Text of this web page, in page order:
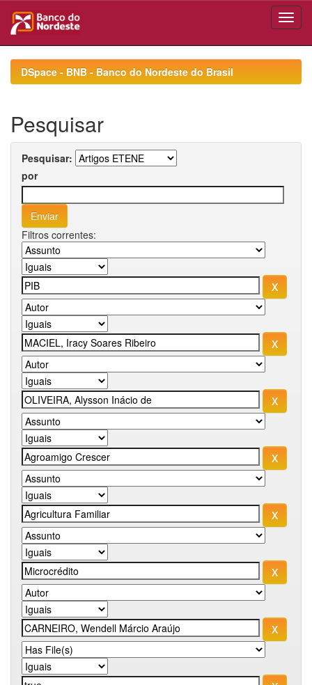
navigationDSpace - BNB - Banco do Nordeste do Brasil
Pesquisar
Pesquisar:
por
Filtros correntes: